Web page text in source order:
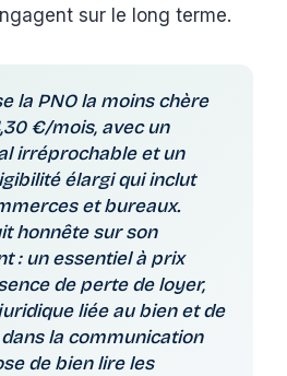
sur le long terme.
la PNO la moins chère
€/mois, avec un
irréprochable et un
élargi qui inclut
et bureaux.
honnête sur son
: un essentiel à prix
de perte de loyer,
liée au bien et de
la communication
de bien lire les